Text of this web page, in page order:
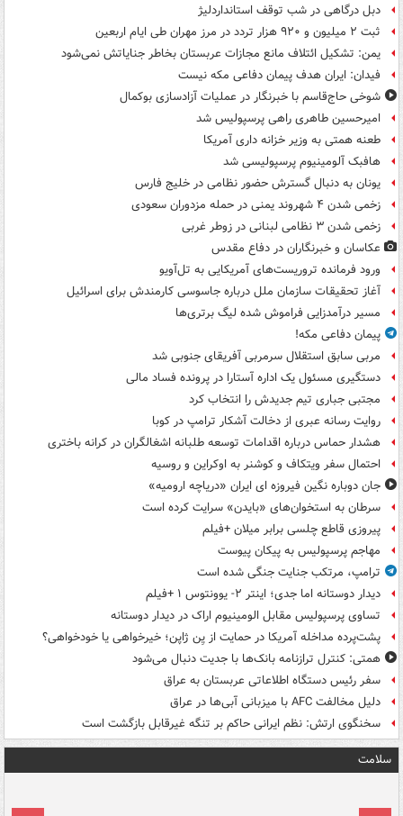
دبل درگاهی در شب توقف استانداردلیژ
ثبت ۲ میلیون و ۹۲۰ هزار تردد در مرز مهران طی ایام اربعین
یمن: تشکیل ائتلاف مانع مجازات عربستان بخاطر جنایاتش نمی‌شود
فیدان: ایران هدف پیمان دفاعی مکه نیست
شوخی حاج‌قاسم با خبرنگار در عملیات آزادسازی بوکمال
امیرحسین طاهری راهی پرسپولیس شد
طعنه همتی به وزیر خزانه داری آمریکا
هافبک آلومینیوم پرسپولیسی شد
یونان به دنبال گسترش حضور نظامی در خلیج فارس
زخمی شدن ۴ شهروند یمنی در حمله مزدوران سعودی
زخمی شدن ۳ نظامی لبنانی در زوطر غربی
عکاسان و خبرنگاران در دفاع مقدس
ورود فرمانده تروریست‌های آمریکایی به تل‌آویو
آغاز تحقیقات سازمان ملل درباره جاسوسی کارمندش برای اسرائیل
مسیر درآمدزایی فراموش شده لیگ برتری‌ها
پیمان دفاعی مکه!
مربی سابق استقلال سرمربی آفریقای جنوبی شد
دستگیری مسئول یک اداره آستارا در پرونده فساد مالی
مجتبی جباری تیم جدیدش را انتخاب کرد
روایت رسانه عبری از دخالت آشکار ترامپ در کوبا
هشدار حماس درباره اقدامات توسعه طلبانه اشغالگران در کرانه باختری
احتمال سفر ویتکاف و کوشنر به اوکراین و روسیه
جان دوباره نگین فیروزه ای ایران «دریاچه ارومیه»
سرطان به استخوان‌های «بایدن» سرایت کرده است
پیروزی قاطع چلسی برابر میلان +فیلم
مهاجم پرسپولیس به پیکان پیوست
ترامپ، مرتکب جنایت جنگی شده است
دیدار دوستانه اما جدی؛ اینتر ۲- یوونتوس ۱ +فیلم
تساوی پرسپولیس مقابل الومینیوم اراک در دیدار دوستانه
پشت‌پرده مداخله آمریکا در حمایت از یِن ژاپن؛ خیرخواهی یا خودخواهی؟
همتی: کنترل ترازنامه بانک‌ها با جدیت دنبال می‌شود
سفر رئیس دستگاه اطلاعاتی عربستان به عراق
دلیل مخالفت AFC با میزبانی آبی‌ها در عراق
سخنگوی ارتش: نظم ایرانی حاکم بر تنگه غیرقابل بازگشت است
سلامت